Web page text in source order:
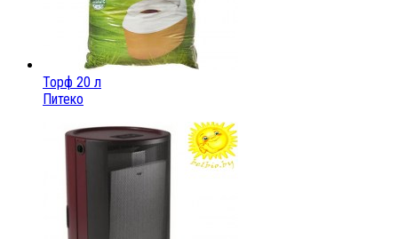
Торф 20 л
Питеко